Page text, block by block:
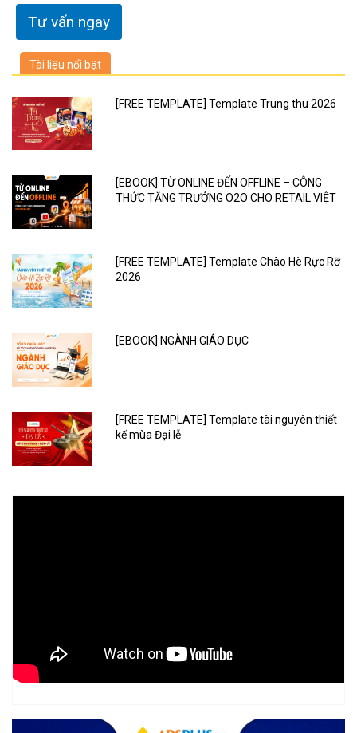
Tài liệu nổi bật
[FREE TEMPLATE] Template Trung thu 2026
[EBOOK] TỪ ONLINE ĐẾN OFFLINE – CÔNG
THỨC TĂNG TRƯỞNG O2O CHO RETAIL VIỆT
[FREE TEMPLATE] Template Chào Hè Rực Rỡ
2026
[EBOOK] NGÀNH GIÁO DỤC
[FREE TEMPLATE] Template tài nguyên thiết
kế mùa Đại lễ